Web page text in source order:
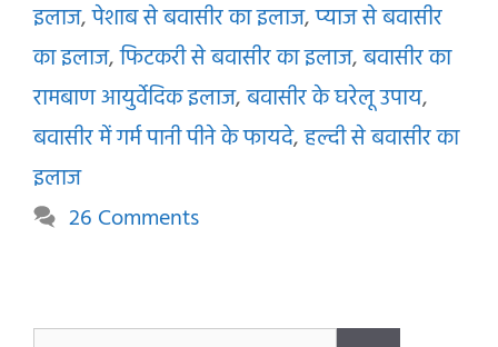
इलाज,पेशाब से बवासीर का इलाज,प्याज से बवासीर
का इलाज,फिटकरी से बवासीर का इलाज,बवासीर का
रामबाण आयुर्वेदिक इलाज,बवासीर के घरेलू उपाय,
बवासीर में गर्म पानी पीने के फायदे,हल्दी से बवासीर का
इलाज
26 Comments